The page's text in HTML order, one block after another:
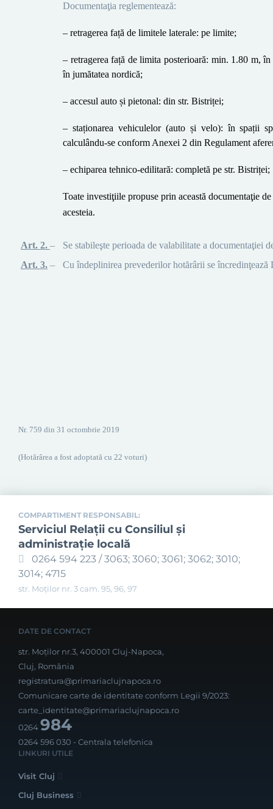
Documentaţia reglementează:
– retragerea față de limitele laterale: pe limite;
– retragerea față de limita posterioară: min. 1.80 m,
în jumătatea nordică;
– accesul auto și pietonal: din str. Bistriței;
– staționarea vehiculelor (auto și velo): în spații
calculându-se conform Anexei 2 din Regulament
– echiparea tehnico-edilitară: completă pe str. Bistriței;
Toate investiţiile propuse prin această documentaţie
acesteia.
Art. 2. –
Se stabileşte perioada de valabilitate a documentaţiei
Art. 3. – Cu îndeplinirea prevederilor hotărârii se încredinţează
Nr. 759 din 31 octombrie 2019
(Hotărârea a fost adoptată cu 22 voturi)
COMPARTIMENT RESPONSABIL:
Serviciul Relaţii cu Consiliul şi
administraţie locală
0264 594 223 / 3063; 3060; 3061; 3062; 3010;
3014; 4715
str. Moților nr. 3 cam. 95, 96, 97
DATE DE CONTACT
str. Moților nr.3, 400001 Cluj-Napoca,
Cluj, România
registratura@primariaclujnapoca.ro
Comunicare carte de identitate conform Legii 9/2023:
carte_identitate@primariaclujnapoca.ro
0264984
0264 596 030 - Centrala telefonica
LINKURI UTILE
Visit Cluj
Cluj Business